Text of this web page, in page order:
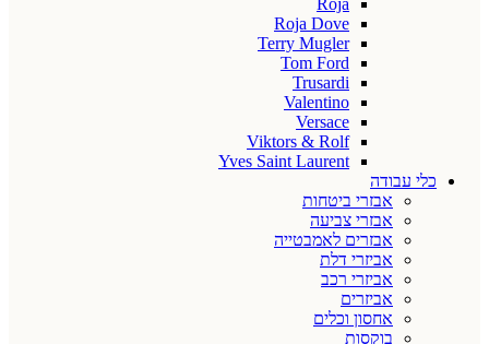
Roja
Roja Dove
Terry Mugler
Tom Ford
Trusardi
Valentino
Versace
Viktors & Rolf
Yves Saint Laurent
כלי עבודה
אבזרי ביטחות
אבזרי צביעה
אבזרים לאמבטייה
אביזרי דלת
אביזרי רכב
אביזרים
אחסון וכלים
בוקסות